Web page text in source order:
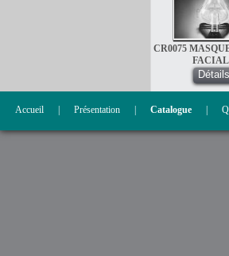
CR0075
FACIAL
Détails
Accueil Présentation Catalogue